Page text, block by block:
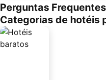
Perguntas
Categorias de hotéis